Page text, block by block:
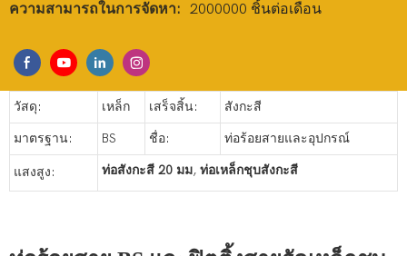
ความสามารถในการจัดหา:
2000000 ชิ้นต่อเดือน
วัสดุ: เหล็ก เสร็จสิ้น: สังกะสี
มาตรฐาน: BS ชื่อ: ท่อร้อยสายและอุปกรณ์
แสงสูง: ท่อสังกะสี 20 มม, ท่อเหล็กชุบสังกะสี